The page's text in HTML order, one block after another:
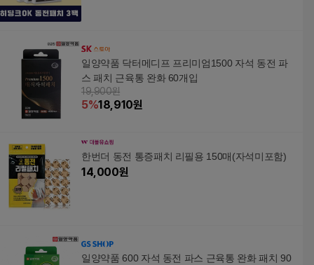
일양약품 닥터메디프 프리미엄1500 자석 동전 파
스 패치 근육통 완화 60개입
19,900원
5%18,910원
한번더 동전 통증패치 리필용 150매(자석미포함)
14,000원
일양약품 600 자석 동전 파스 근육통 완화 패치 90